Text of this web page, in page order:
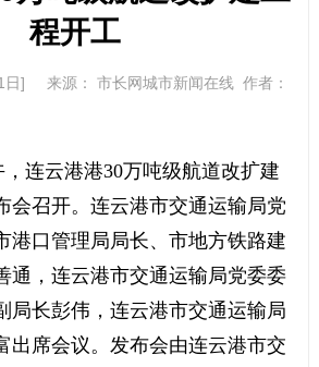
程开工
日] 来源： 市长网城市新闻在线作者：
连云港港30万吨级航道改扩建
会召开。连云港市交通运输局党
港口管理局局长、市地方铁路建
通，连云港市交通运输局党委委
局长彭伟，连云港市交通运输局
出席会议。发布会由连云港市交